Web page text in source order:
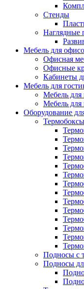
Стенды
Наглядные
Мебель для
Офисная
Офисные
Кабинеты
Мебель для
Мебель
Мебель для
Оборудование
Термобоксы
Подносы с
Подносы